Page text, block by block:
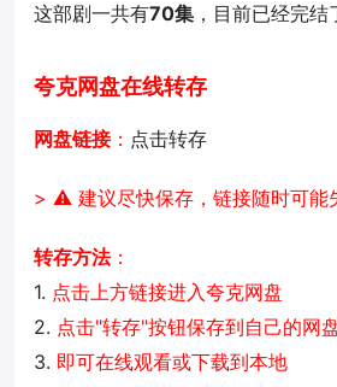
这部剧一共有70集 ，目前已经完结
夸克网盘在线转存
网盘链接： 点击转存
> ⚠️ 建议尽快保存，链接随时可能
转存方法：
1. 点击上方链接进入夸克网盘
2. 点击"转存"按钮保存到自己的网
3. 即可在线观看或下载到本地